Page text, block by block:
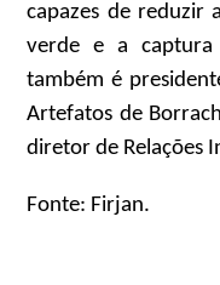
capazes de reduzir
verde e a
também é
Artefatos de
diretor de Relações
Fonte: Firjan.